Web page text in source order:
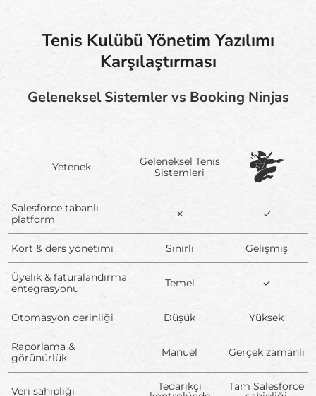
Tenis Kulübü Yönetim Yazılımı
Karşılaştırması
Geleneksel Sistemler vs Booking Ninjas
Yetenek
Geleneksel Tenis
Sistemleri
Salesforce tabanlı
platform
✗ ✓
Kort & ders yönetimi Sınırlı Gelişmiş
Üyelik & faturalandırma
entegrasyonu
Temel ✓
Otomasyon derinliği Düşük Yüksek
Raporlama &
görünürlük
Manuel Gerçek zamanlı
Veri sahipliği Tedarikçi Tam Salesforce